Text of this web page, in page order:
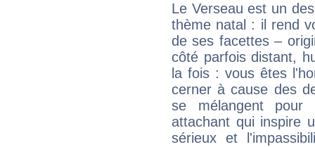
Le Verseau est un
thème natal : il rend
de ses facettes –
côté parfois distant,
la fois : vous êtes
cerner à cause des
se mélangent
attachant qui inspire
sérieux et